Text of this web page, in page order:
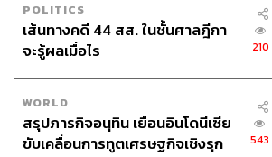
POLITICS
เส้นทางคดี 44 สส. ในชั้นศาลฎีกา
จะรู้ผลเมื่อไร
210
WORLD
สรุปภารกิจอนุทิน เยือนอินโดนีเซีย
ขับเคลื่อนการทูตเศรษฐกิจเชิงรุก
543